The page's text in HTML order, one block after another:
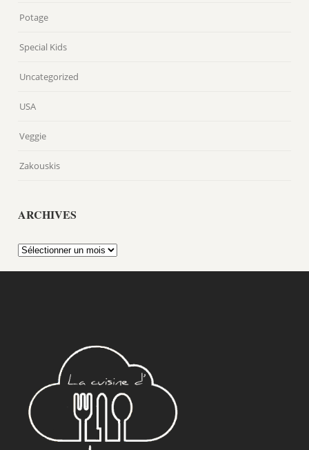
Potage
Special Kids
Uncategorized
USA
Veggie
Zakouskis
ARCHIVES
Archives